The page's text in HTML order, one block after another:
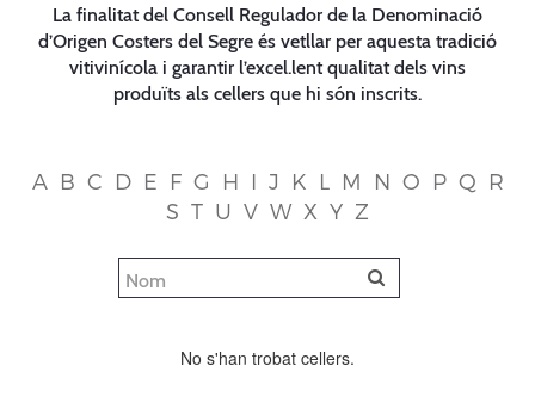
La finalitat del Consell Regulador de la Denominació
d’Origen Costers del Segre és vetllar per aquesta tradició
vitivinícola i garantir l’excel.lent qualitat dels vins
produïts als cellers que hi són inscrits.
A B C D E F G H I J K L M N O P Q
R
S T U V W X Y Z
No s'han trobat cellers.